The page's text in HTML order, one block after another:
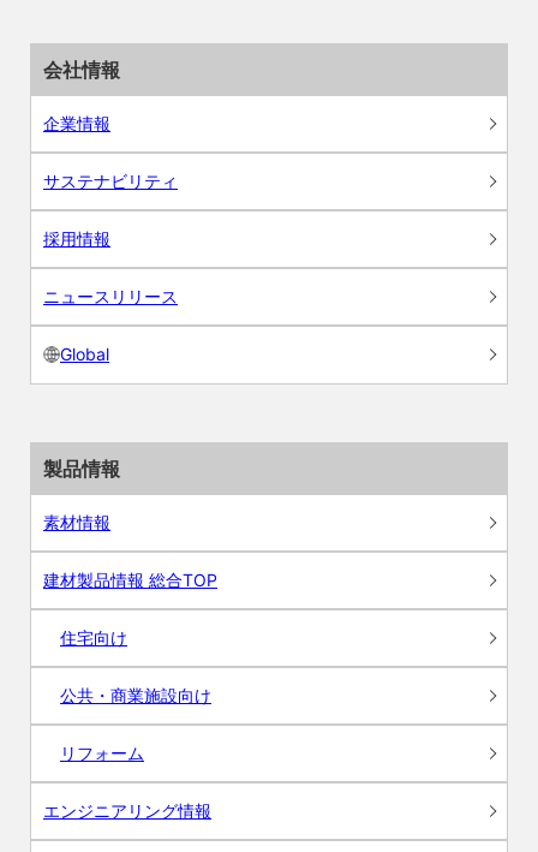
会社情報
企業情報
サステナビリティ
採用情報
ニュースリリース
Global
製品情報
素材情報
建材製品情報 総合TOP
住宅向け
公共・商業施設向け
リフォーム
エンジニアリング情報